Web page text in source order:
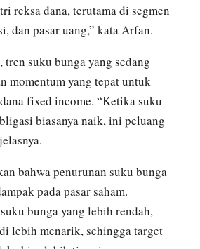
reksa dana, terutama di segmen
dan pasar uang,” kata Arfan.
suku bunga yang sedang
momentum yang tepat untuk
fixed income. “Ketika suku
biasanya naik, ini peluang
bahwa penurunan suku bunga
pada pasar saham.
bunga yang lebih rendah,
lebih menarik, sehingga target